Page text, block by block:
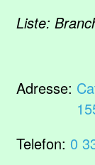
Liste:
Adresse:
Telefon: 0